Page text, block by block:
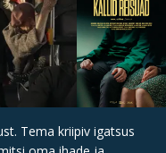
Tema kriipiv igatsus